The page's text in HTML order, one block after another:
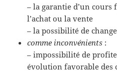
– la garantie d’un cours
l’achat ou la vente
– la possibilité de
comme inconvénients :
– impossibilité de
évolution favorable des